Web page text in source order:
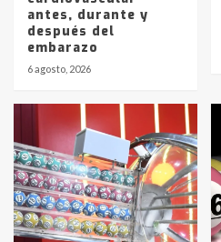
antes, durante y
después del
embarazo
6 agosto, 2026